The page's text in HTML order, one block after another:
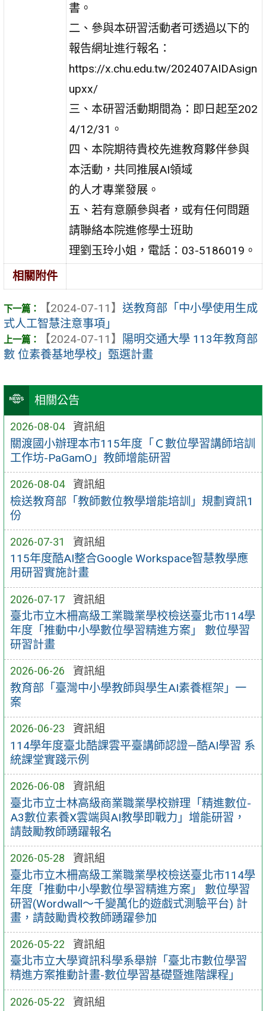
相關公告
2026-08-04 資訊組
關渡國小辦理本市115年度「Ｃ數位學習講師培訓
工作坊-PaGamO」教師增能研習
2026-08-04 資訊組
檢送教育部「教師數位教學增能培訓」規劃資訊1
份
2026-07-31 資訊組
115年度酷AI整合Google Workspace智慧教學應
用研習實施計畫
2026-07-17 資訊組
臺北市立木柵高級工業職業學校檢送臺北市114學
年度「推動中小學數位學習精進方案」 數位學習
研習計畫
2026-06-26 資訊組
教育部「臺灣中小學教師與學生AI素養框架」一
案
2026-06-23 資訊組
114學年度臺北酷課雲平臺講師認證—酷AI學習 系
統課堂實踐示例
2026-06-08 資訊組
臺北市立士林高級商業職業學校辦理「精進數位-
A3數位素養X雲端與AI教學即戰力」增能研習，
請鼓勵教師踴躍報名
2026-05-28 資訊組
臺北市立木柵高級工業職業學校檢送臺北市114學
年度「推動中小學數位學習精進方案」 數位學習
研習(Wordwall～千變萬化的遊戲式測驗平台) 計
畫，請鼓勵貴校教師踴躍參加
2026-05-22 資訊組
臺北市立大學資訊科學系舉辦「臺北市數位學習
精進方案推動計畫-數位學習基礎暨進階課程」
2026-05-22 資訊組
書。
二、參與本研習活動者可透過以下的
報告網址進行報名：
https://x.chu.edu.tw/202407AIDAsign
upxx/
三、本研習活動期間為：即日起至202
4/12/31。
四、本院期待貴校先進教育夥伴參與
本活動，共同推展AI領域
的人才專業發展。
五、若有意願參與者，或有任何問題
請聯絡本院進修學士班助
理劉玉玲小姐，電話：03-5186019。
相關附件
【2024-07-11】 送教育部「中小學使用生成
式人工智慧注意事項」
【2024-07-11】
陽明交通大學 113年教育部
數 位素養基地學校」甄選計畫